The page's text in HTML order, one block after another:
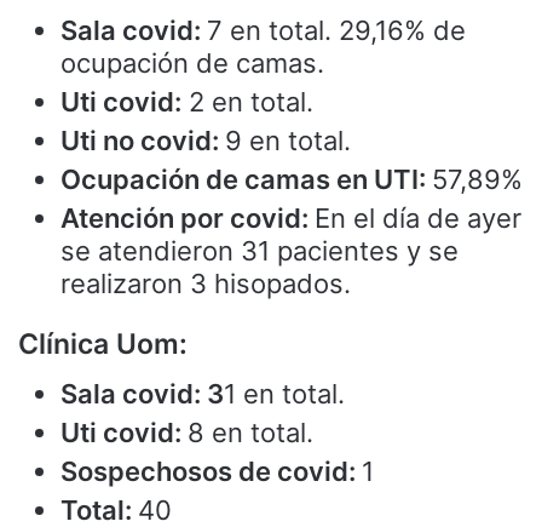
Sala covid: 7 en total. 29,16% de
ocupación de camas.
Uti covid: 2 en total.
Uti no covid: 9 en total.
Ocupación de camas en UTI: 57,89%
Atención por covid: En el día de ayer
se atendieron 31 pacientes y se
realizaron 3 hisopados.
Clínica Uom:
Sala covid: 31 en total.
Uti covid: 8 en total.
Sospechosos de covid: 1
Total: 40